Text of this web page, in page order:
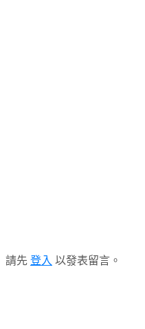
請先 登入 以發表留言。